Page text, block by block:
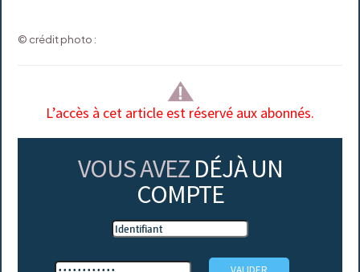
© crédit photo :
L’accès à cet article est réservé aux abonnés.
VOUS AVEZ DÉJÀ UN
COMPTE